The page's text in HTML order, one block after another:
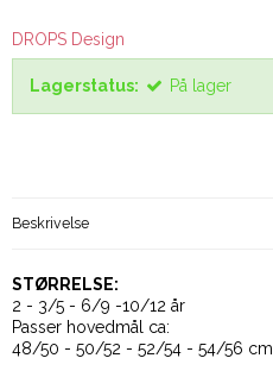
DROPS Design
Lagerstatus: På lager
Beskrivelse
STØRRELSE:
2 - 3/5 - 6/9 -10/12 år
Passer hovedmål ca:
48/50 - 50/52 - 52/54 - 54/56 cm.